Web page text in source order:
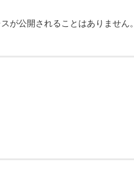
が公開されることはありません。